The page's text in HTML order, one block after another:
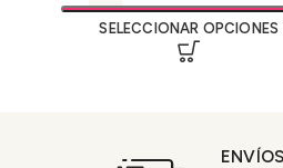
SELECCIONAR OPCIONES